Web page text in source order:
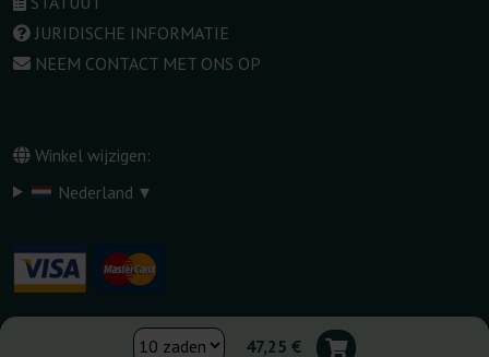
47,25 €
JURIDISCHE INFORMATIE
NEEM CONTACT MET ONS OP
Winkel wijzigen:
Nederland ▾